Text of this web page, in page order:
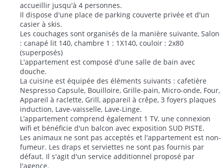
"Appartement 2P de 31 M², situé au 2ème étage, pouvant
accueillir jusqu'à 4 personnes.
Il dispose d'une place de parking couverte privée et d'un
casier à skis.
Les couchages sont organisés de la manière suivante, Salon
: canapé lit 140, chambre 1 : 1X140, couloir : 2x80
(superposés)
L'appartement est composé d'une salle de bain avec
douche.
La cuisine est équipée des éléments suivants : cafetière
Nespresso Capsule, Bouilloire, Grille-pain, Micro-onde, Four,
Appareil à raclette, Grill, appareil à crêpe, 3 foyers plaques
induction, Lave-vaisselle, Lave-Linge.
L’appartement comprend également 1 TV, une connexion
wifi et bénéficie d'un balcon avec exposition SUD PISTE.
Les animaux ne sont pas acceptés et l'appartement est non-
fumeur. Les draps et serviettes ne sont pas fournis par
défaut. Il s'agit d'un service additionnel proposé par